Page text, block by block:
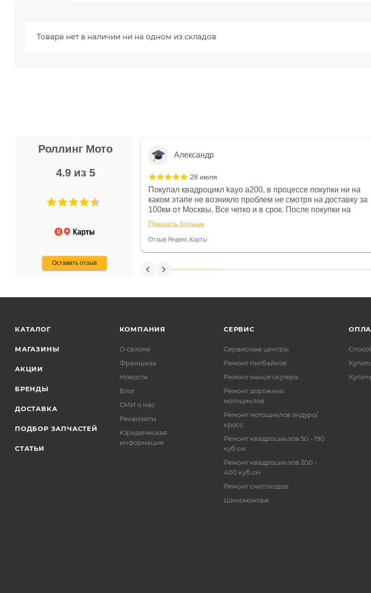
Товара нет в наличии ни на одном из складов
Роллинг Мото
4.9 из 5
Оставить отзыв
Не понравились условия
и дают только на год)
Александр
28 июля
Покупал квадроцикл kayo a200, в процессе покупки ни на
каком этапе не возникло проблем не смотря на доставку за
100км от Москвы. Все четко и в срок. После покупки на
спидометре всегда был 0, при этом представители магазина
постоянно были на связи и в итоге проблема была решена.
Считаю, что это говорит о небезразличии к клиенту после
Показать больше
Отзыв Яндекс.Карты
КАТАЛОГ
МАГАЗИНЫ
АКЦИИ
БРЕНДЫ
ДОСТАВКА
ПОДБОР ЗАПЧАСТЕЙ
СТАТЬИ
КОМПАНИЯ
О салоне
Франшиза
Новости
Блог
СМИ о нас
Реквизиты
Юридическая
информация
СЕРВИС
Сервисные центры
Ремонт питбайков
Ремонт макси скутера
Ремонт дорожных
мотоциклов
Ремонт мотоциклов эндуро/
кросс
Ремонт квадроциклов 50 - 190
куб.см
Ремонт квадроциклов 200 -
400 куб.см
Ремонт снегоходов
Шиномонтаж